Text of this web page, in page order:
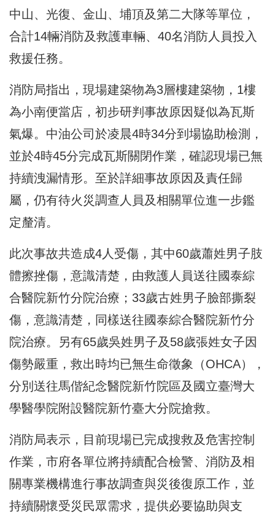
中山、光復、金山、埔頂及第二大隊等單位，
合計14輛消防及救護車輛、40名消防人員投入
救援任務。
消防局指出，現場建築物為3層樓建築物，1樓
為小南便當店，初步研判事故原因疑似為瓦斯
氣爆。中油公司於凌晨4時34分到場協助檢測，
並於4時45分完成瓦斯關閉作業，確認現場已無
持續洩漏情形。至於詳細事故原因及責任歸
屬，仍有待火災調查人員及相關單位進一步鑑
定釐清。
此次事故共造成4人受傷，其中60歲蕭姓男子肢
體擦挫傷，意識清楚，由救護人員送往國泰綜
合醫院新竹分院治療；33歲古姓男子臉部撕裂
傷，意識清楚，同樣送往國泰綜合醫院新竹分
院治療。另有65歲吳姓男子及58歲張姓女子因
傷勢嚴重，救出時均已無生命徵象（OHCA），
分別送往馬偕紀念醫院新竹院區及國立臺灣大
學醫學院附設醫院新竹臺大分院搶救。
消防局表示，目前現場已完成搜救及危害控制
作業，市府各單位將持續配合檢警、消防及相
關專業機構進行事故調查與災後復原工作，並
持續關懷受災民眾需求，提供必要協助與支